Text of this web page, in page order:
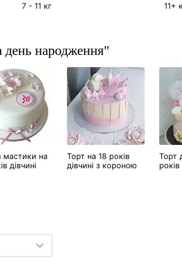
7 - 11 кг
11+
день народження"
мастики на
дівчині
Торт на 18 років
дівчині з короною
Торт
років